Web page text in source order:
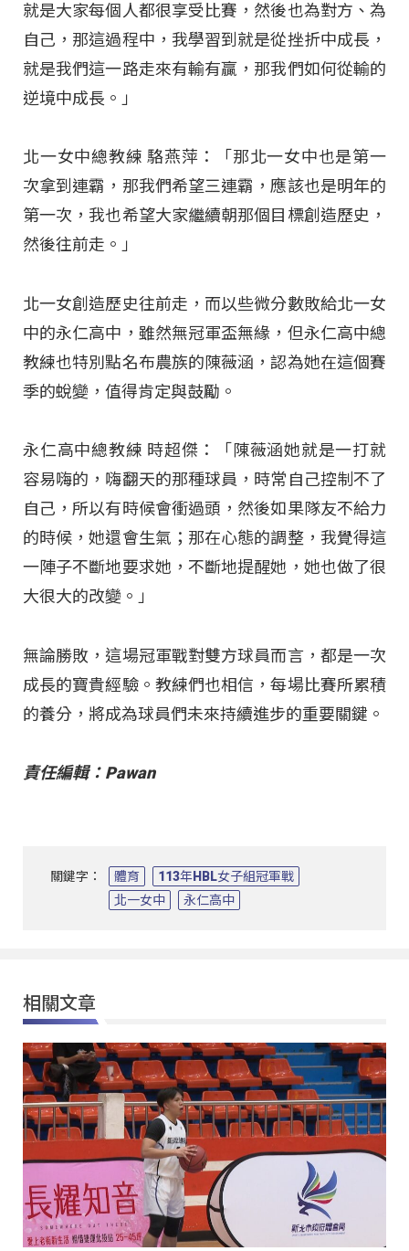
就是大家每個人都很享受比賽，然後也為對方、為
自己，那這過程中，我學習到就是從挫折中成長，
就是我們這一路走來有輸有贏，那我們如何從輸的
逆境中成長。」
北一女中總教練 駱燕萍：「那北一女中也是第一
次拿到連霸，那我們希望三連霸，應該也是明年的
第一次，我也希望大家繼續朝那個目標創造歷史，
然後往前走。」
北一女創造歷史往前走，而以些微分數敗給北一女
中的永仁高中，雖然無冠軍盃無緣，但永仁高中總
教練也特別點名布農族的陳薇涵，認為她在這個賽
季的蛻變，值得肯定與鼓勵。
永仁高中總教練 時超傑：「陳薇涵她就是一打就
容易嗨的，嗨翻天的那種球員，時常自己控制不了
自己，所以有時候會衝過頭，然後如果隊友不給力
的時候，她還會生氣；那在心態的調整，我覺得這
一陣子不斷地要求她，不斷地提醒她，她也做了很
大很大的改變。」
無論勝敗，這場冠軍戰對雙方球員而言，都是一次
成長的寶貴經驗。教練們也相信，每場比賽所累積
的養分，將成為球員們未來持續進步的重要關鍵。
責任編輯：Pawan
關鍵字： 體育
113年HBL女子組冠軍戰
北一女中
永仁高中
相關文章